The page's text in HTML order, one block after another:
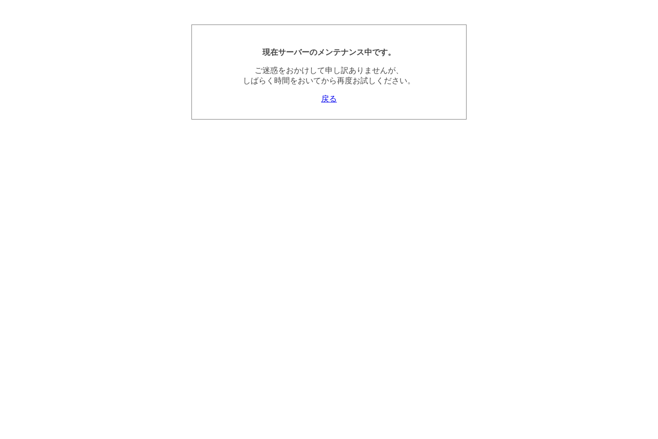
現在サーバーのメンテナンス中です。
ご迷惑をおかけして申し訳ありませんが、
しばらく時間をおいてから再度お試しください。
戻る